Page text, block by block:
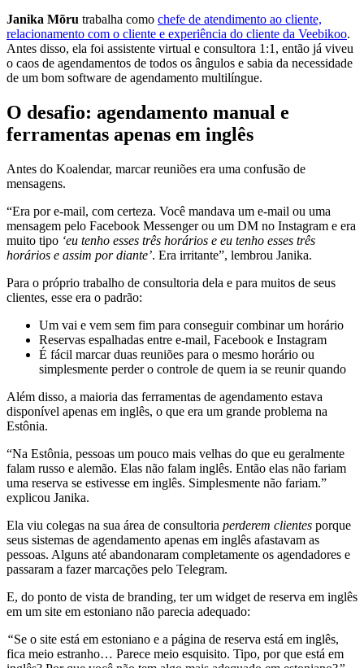
Janika Mõru trabalha como chefe de atendimento ao cliente,
relacionamento com o cliente e experiência do cliente da Veebikoo.
Antes disso, ela foi assistente virtual e consultora 1:1, então já viveu
o caos de agendamentos de todos os ângulos e sabia da necessidade
de um bom software de agendamento multilíngue.
O desafio: agendamento manual e
ferramentas apenas em inglês
Antes do Koalendar, marcar reuniões era uma confusão de
mensagens.
“Era por e-mail, com certeza. Você mandava um e-mail ou uma
mensagem pelo Facebook Messenger ou um DM no Instagram e era
muito tipo ‘eu tenho esses três horários e eu tenho esses três
horários e assim por diante’. Era irritante”, lembrou Janika.
Para o próprio trabalho de consultoria dela e para muitos de seus
clientes, esse era o padrão:
Um vai e vem sem fim para conseguir combinar um horário
Reservas espalhadas entre e-mail, Facebook e Instagram
É fácil marcar duas reuniões para o mesmo horário ou
simplesmente perder o controle de quem ia se reunir quando
Além disso, a maioria das ferramentas de agendamento estava
disponível apenas em inglês, o que era um grande problema na
Estônia.
“Na Estônia, pessoas um pouco mais velhas do que eu geralmente
falam russo e alemão. Elas não falam inglês. Então elas não fariam
uma reserva se estivesse em inglês. Simplesmente não fariam.”
explicou Janika.
Ela viu colegas na sua área de consultoria perderem clientes porque
seus sistemas de agendamento apenas em inglês afastavam as
pessoas. Alguns até abandonaram completamente os agendadores e
passaram a fazer marcações pelo Telegram.
E, do ponto de vista de branding, ter um widget de reserva em inglês
em um site em estoniano não parecia adequado:
“Se o site está em estoniano e a página de reserva está em inglês,
fica meio estranho… Parece meio esquisito. Tipo, por que está em